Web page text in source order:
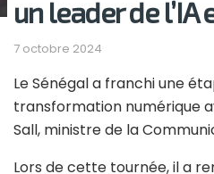
un leader de l’IA
7 octobre 2024
Le Sénégal a franchi une
transformation numérique
Sall, ministre de la
Lors de cette tournée, il a